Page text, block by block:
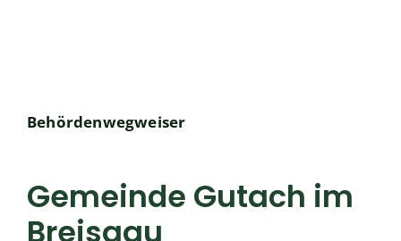
Behördenwegweiser
Gemeinde Gutach im
Breisgau